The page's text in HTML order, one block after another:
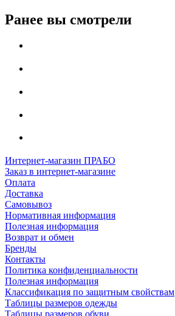
Ранее вы смотрели
Интернет-магазин ПРАБО
Заказ в интернет-магазине
Оплата
Доставка
Самовывоз
Нормативная информация
Полезная информация
Возврат и обмен
Бренды
Контакты
Политика конфиденциальности
Полезная информация
Классификация по защитным свойствам
Таблицы размеров одежды